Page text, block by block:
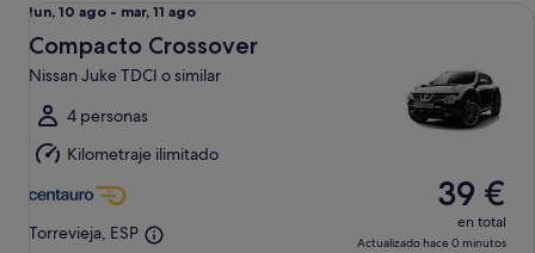
Del
lun,
10
ago
al
mar,
11
ago
lun, 10 ago - mar, 11 ago
Compacto Crossover
Nissan Juke TDCI o similar
4 personas
Kilometraje ilimitado
Torrevieja, ESP
39 €
en total
Actualizado hace 0 minutos